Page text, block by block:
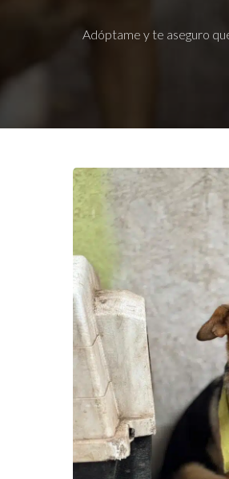
Adóptame y te aseguro